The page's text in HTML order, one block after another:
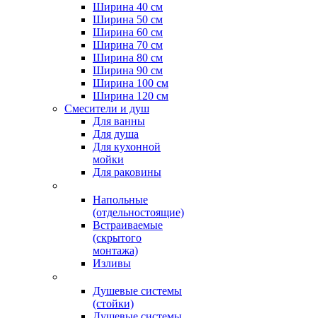
Ширина 40 см
Ширина 50 см
Ширина 60 см
Ширина 70 см
Ширина 80 см
Ширина 90 см
Ширина 100 см
Ширина 120 см
Смесители и душ
Для ванны
Для душа
Для кухонной
мойки
Для раковины
Напольные
(отдельностоящие)
Встраиваемые
(скрытого
монтажа)
Изливы
Душевые системы
(стойки)